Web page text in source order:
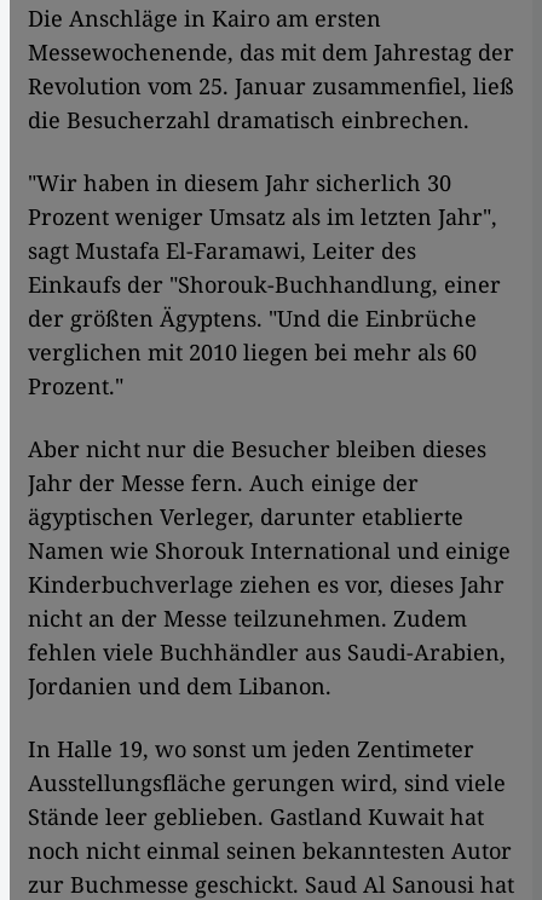
Die Anschläge in Kairo am ersten
Messewochenende, das mit dem Jahrestag der
Revolution vom 25. Januar zusammenfiel, ließ
die Besucherzahl dramatisch einbrechen.
"Wir haben in diesem Jahr sicherlich 30
Prozent weniger Umsatz als im letzten Jahr",
sagt Mustafa El-Faramawi, Leiter des
Einkaufs der "Shorouk-Buchhandlung, einer
der größten Ägyptens. "Und die Einbrüche
verglichen mit 2010 liegen bei mehr als 60
Prozent."
Aber nicht nur die Besucher bleiben dieses
Jahr der Messe fern. Auch einige der
ägyptischen Verleger, darunter etablierte
Namen wie Shorouk International und einige
Kinderbuchverlage ziehen es vor, dieses Jahr
nicht an der Messe teilzunehmen. Zudem
fehlen viele Buchhändler aus Saudi-Arabien,
Jordanien und dem Libanon.
In Halle 19, wo sonst um jeden Zentimeter
Ausstellungsfläche gerungen wird, sind viele
Stände leer geblieben. Gastland Kuwait hat
noch nicht einmal seinen bekanntesten Autor
zur Buchmesse geschickt. Saud Al Sanousi hat